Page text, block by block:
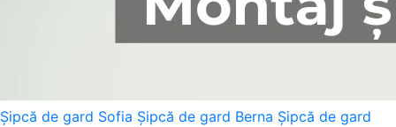
Șipcă de gard Sofia Șipcă de gard Berna Șipcă de gard